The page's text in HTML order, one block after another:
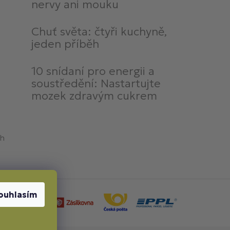
nervy ani mouku
Chuť světa: čtyři kuchyně,
jeden příběh
10 snídaní pro energii a
soustředění: Nastartujte
mozek zdravým cukrem